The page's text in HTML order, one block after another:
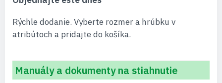
Rýchle dodanie. Vyberte rozmer a hrúbku v
atribútoch a pridajte do košíka.
Manuály a dokumenty na stiahnutie